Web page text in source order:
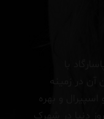
با
آن در زمینه
و بهره
دنیا در شهرک